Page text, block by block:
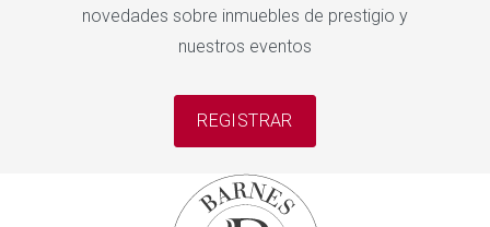
novedades sobre inmuebles de prestigio y
nuestros eventos
REGISTRAR